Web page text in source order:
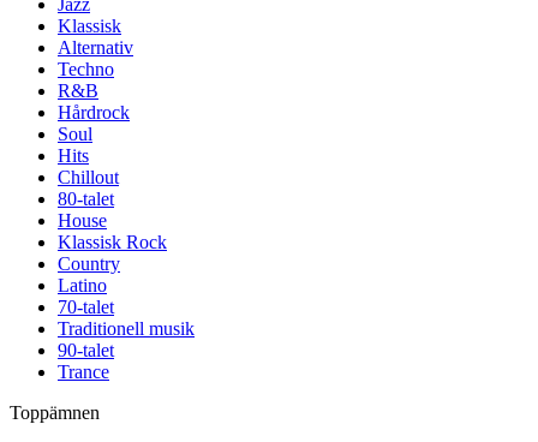
Jazz
Klassisk
Alternativ
Techno
R&B
Hårdrock
Soul
Hits
Chillout
80-talet
House
Klassisk Rock
Country
Latino
70-talet
Traditionell musik
90-talet
Trance
Toppämnen